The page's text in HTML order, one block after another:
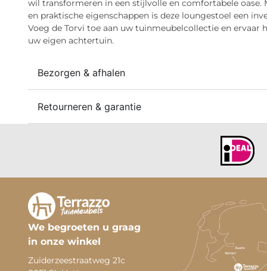
wil transformeren in een stijlvolle en comfortabele
en praktische eigenschappen is deze loungestoel een
Voeg de Torvi toe aan uw tuinmeubelcollectie en
uw eigen achtertuin.
Bezorgen & afhalen
Retourneren & garantie
We begroeten u graag
in onze winkel
Zuiderzeestraatweg 21c